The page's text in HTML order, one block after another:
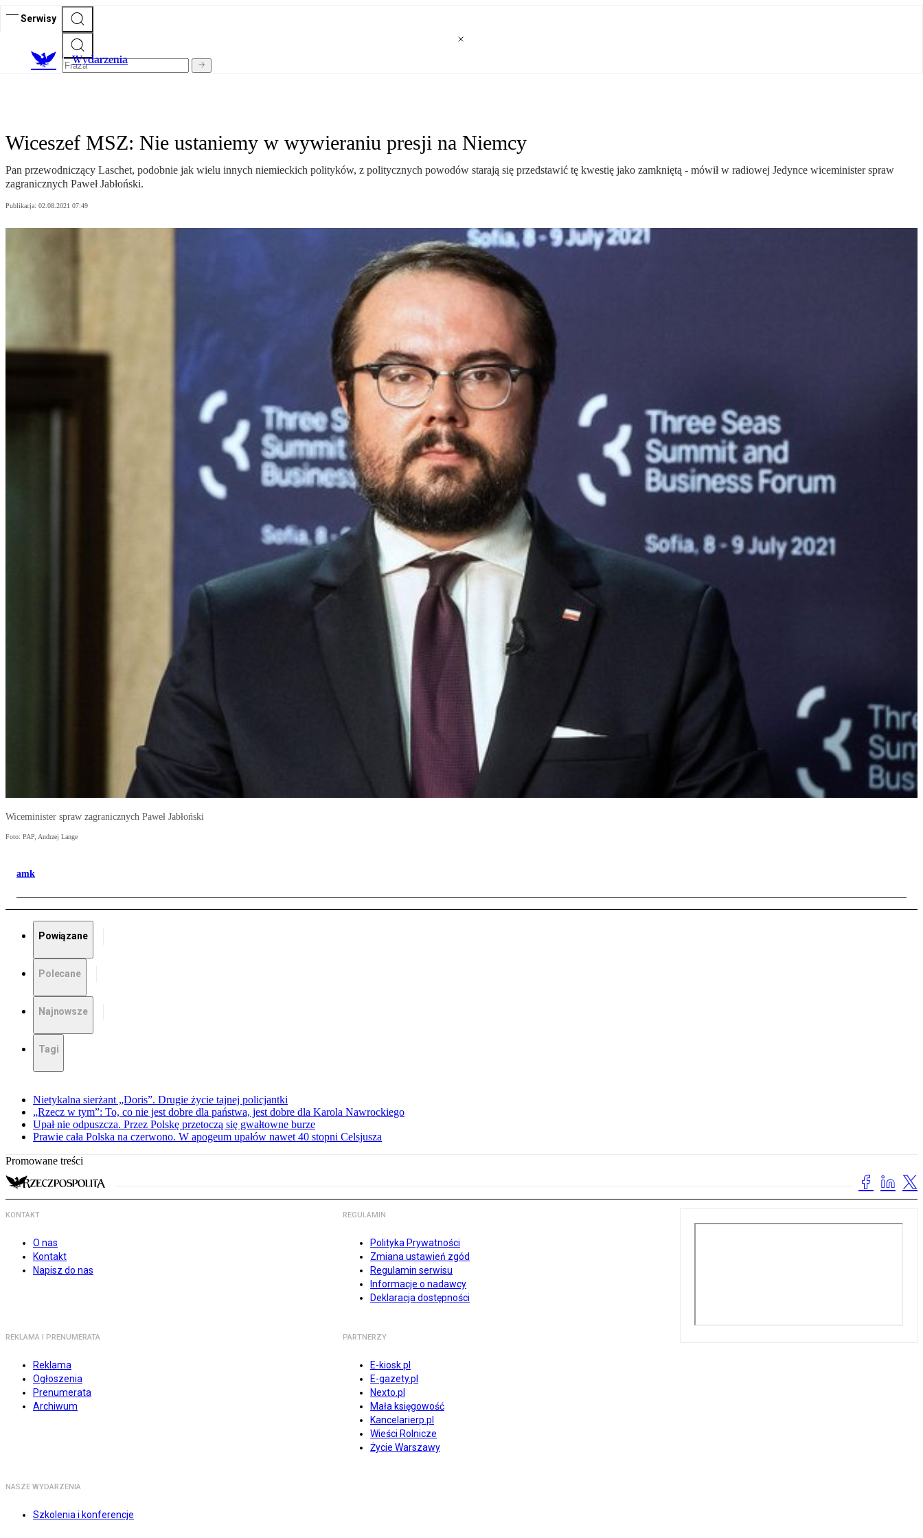
Serwisy
Wydarzenia
Wiceszef MSZ: Nie ustaniemy w wywieraniu presji na Niemcy
Pan przewodniczący Laschet, podobnie jak wielu innych niemieckich polityków, z politycznych powodów starają się przedstawić tę kwestię jako zamkniętą - mówił w radiowej Jedynce wiceminister spraw
zagranicznych Paweł Jabłoński.
Publikacja: 02.08.2021 07:49
Wiceminister spraw zagranicznych Paweł Jabłoński
Foto: PAP, Andrzej Lange
amk
Powiązane
Polecane
Najnowsze
Tagi
Nietykalna sierżant „Doris”. Drugie życie tajnej policjantki
„Rzecz w tym”: To, co nie jest dobre dla państwa, jest dobre dla Karola Nawrockiego
Upał nie odpuszcza. Przez Polskę przetoczą się gwałtowne burze
Prawie cała Polska na czerwono. W apogeum upałów nawet 40 stopni Celsjusza
Promowane treści
KONTAKT
O nas
Kontakt
Napisz do nas
REGULAMIN
Polityka Prywatności
Zmiana ustawień zgód
Regulamin serwisu
Informacje o nadawcy
Deklaracja dostępności
REKLAMA I PRENUMERATA
Reklama
Ogłoszenia
Prenumerata
Archiwum
PARTNERZY
E-kiosk.pl
E-gazety.pl
Nexto.pl
Mała księgowość
Kancelarierp.pl
Wieści Rolnicze
Życie Warszawy
NASZE WYDARZENIA
Szkolenia i konferencje